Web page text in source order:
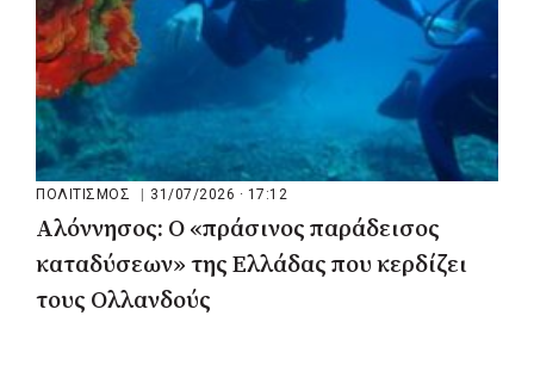
ΠΟΛΙΤΙΣΜΟΣ 31/07/2026 · 17:12
Αλόννησος: Ο «πράσινος παράδεισος
καταδύσεων» της Ελλάδας που κερδίζει
τους Ολλανδούς